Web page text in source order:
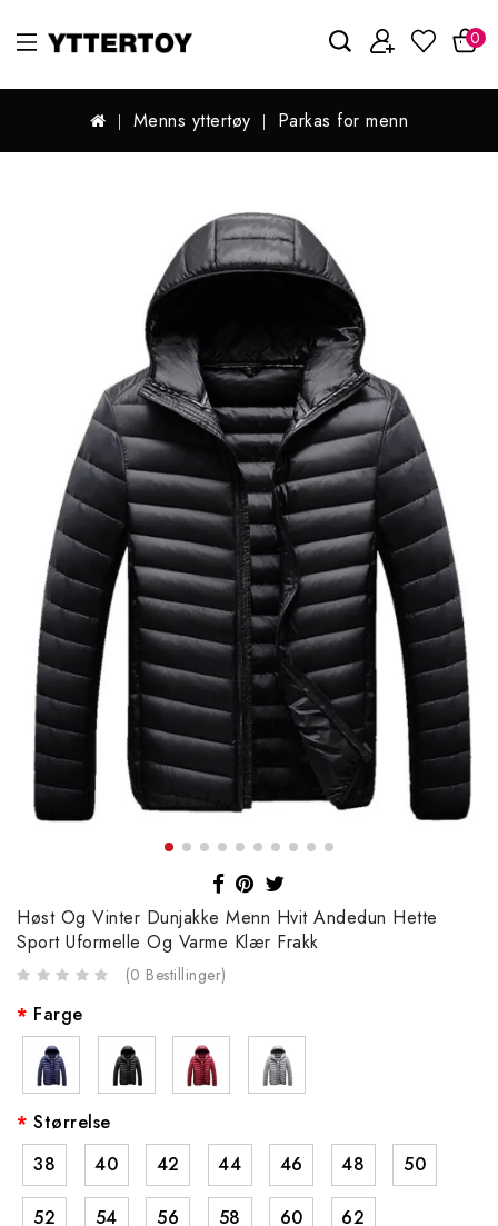
0
Menns yttertøy Parkas for menn
Høst Og Vinter Dunjakke Menn Hvit Andedun Hette
Sport Uformelle Og Varme Klær Frakk
(0 Bestillinger)
Farge
Størrelse
38
40 42 44 46 48 50
52 54 56 58 60 62